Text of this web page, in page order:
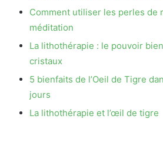
Comment utiliser les perles de
méditation
La lithothérapie : le pouvoir
cristaux
5 bienfaits de l’Oeil de Tigre
jours
La lithothérapie et l’œil de tigre